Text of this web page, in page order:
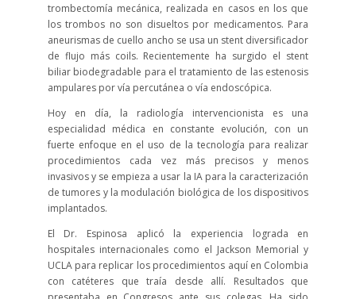
trombectomía mecánica, realizada en casos en los que
los trombos no son disueltos por medicamentos. Para
aneurismas de cuello ancho se usa un stent diversificador
de flujo más coils. Recientemente ha surgido el stent
biliar biodegradable para el tratamiento de las estenosis
ampulares por vía percutánea o vía endoscópica.
Hoy en día, la radiología intervencionista es una
especialidad médica en constante evolución, con un
fuerte enfoque en el uso de la tecnología para realizar
procedimientos cada vez más precisos y menos
invasivos y se empieza a usar la IA para la caracterización
de tumores y la modulación biológica de los dispositivos
implantados.
El Dr. Espinosa aplicó la experiencia lograda en
hospitales internacionales como el Jackson Memorial y
UCLA para replicar los procedimientos aquí en Colombia
con catéteres que traía desde allí. Resultados que